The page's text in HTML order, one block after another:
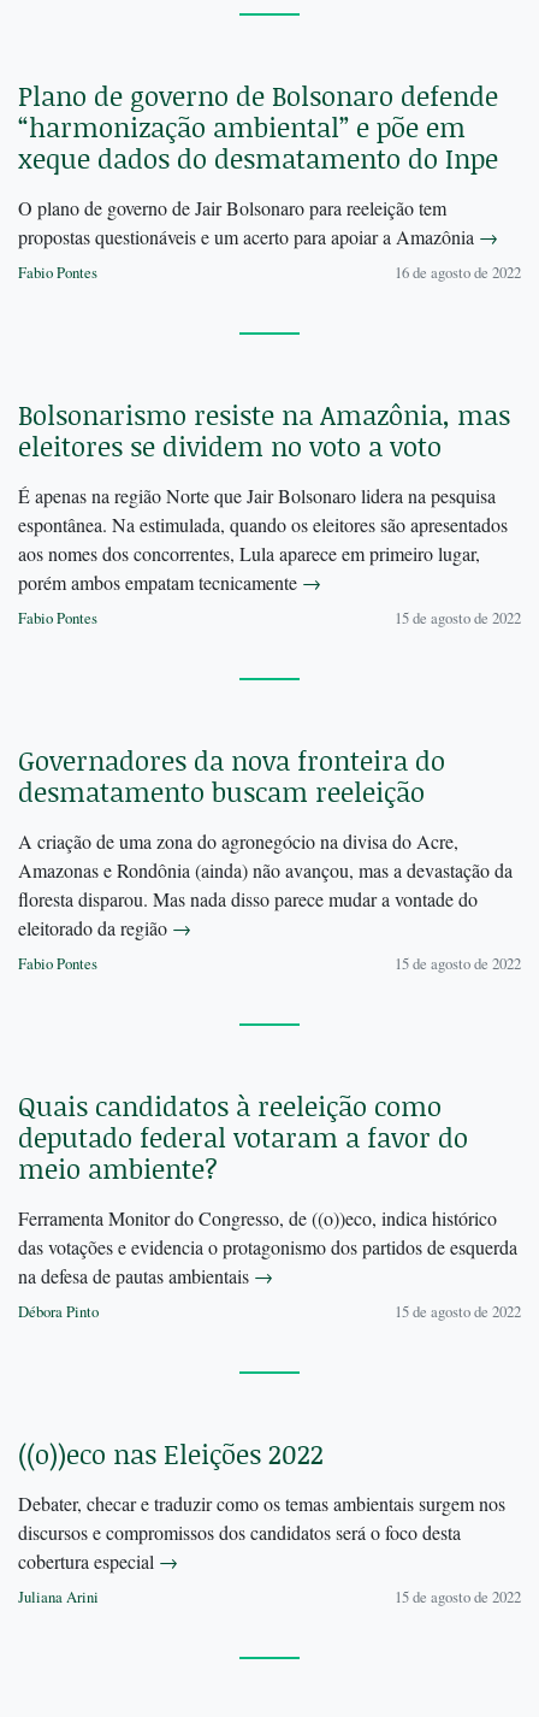
Plano de governo de Bolsonaro defende
“harmonização ambiental” e põe em
xeque dados do desmatamento do Inpe
O plano de governo de Jair Bolsonaro para reeleição tem
propostas questionáveis e um acerto para apoiar a Amazônia →
Fabio Pontes 16 de agosto de 2022
Bolsonarismo resiste na Amazônia, mas
eleitores se dividem no voto a voto
É apenas na região Norte que Jair Bolsonaro lidera na pesquisa
espontânea. Na estimulada, quando os eleitores são apresentados
aos nomes dos concorrentes, Lula aparece em primeiro lugar,
porém ambos empatam tecnicamente →
Fabio Pontes 15 de agosto de 2022
Governadores da nova fronteira do
desmatamento buscam reeleição
A criação de uma zona do agronegócio na divisa do Acre,
Amazonas e Rondônia (ainda) não avançou, mas a devastação da
floresta disparou. Mas nada disso parece mudar a vontade do
eleitorado da região →
Fabio Pontes 15 de agosto de 2022
Quais candidatos à reeleição como
deputado federal votaram a favor do
meio ambiente?
Ferramenta Monitor do Congresso, de ((o))eco, indica histórico
das votações e evidencia o protagonismo dos partidos de esquerda
na defesa de pautas ambientais →
Débora Pinto 15 de agosto de 2022
((o))eco nas Eleições 2022
Debater, checar e traduzir como os temas ambientais surgem nos
discursos e compromissos dos candidatos será o foco desta
cobertura especial →
Juliana Arini 15 de agosto de 2022